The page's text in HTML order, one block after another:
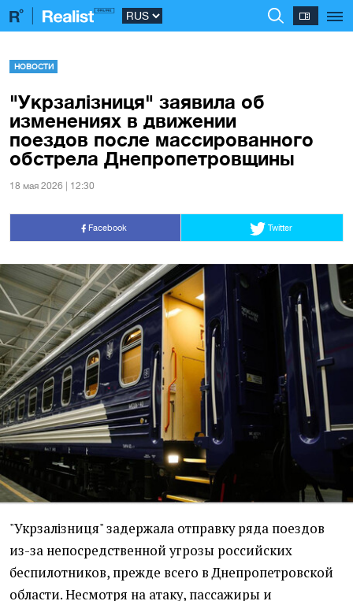
НОВОСТИ
"Укрзалізниця" заявила об
изменениях в движении
поездов после массированного
обстрела Днепропетровщины
18 мая 2026 | 12:30
Facebook Twitter
"Укрзалізниця" задержала отправку ряда поездов
из-за непосредственной угрозы российских
беспилотников, прежде всего в Днепропетровской
области. Несмотря на атаку, пассажиры и